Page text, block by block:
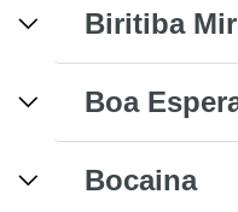
Biritiba
Boa
Bocaina